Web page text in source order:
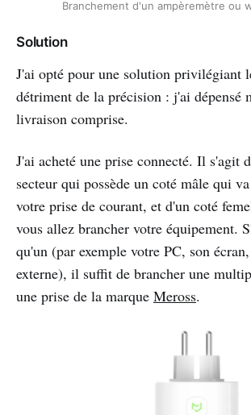
Branchement d'un ampèremètre ou
Solution
J'ai opté pour une solution privilégiant
détriment de la précision : j'ai dépensé
livraison comprise.
J'ai acheté une prise connecté. Il s'agit
secteur qui possède un coté mâle qui
votre prise de courant, et d'un coté
vous allez brancher votre équipement.
qu'un (par exemple votre PC, son
externe), il suffit de brancher une
une prise de la marque Meross.